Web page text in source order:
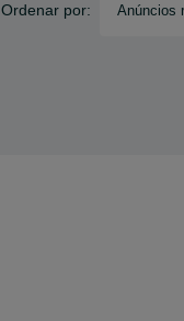
Ordenar por: Anúncios